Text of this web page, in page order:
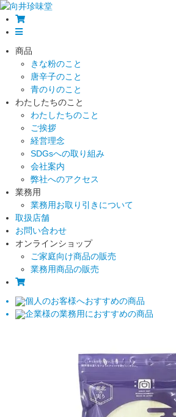
商品
きな粉のこと
唐辛子のこと
青のりのこと
わたしたちのこと
わたしたちのこと
ご挨拶
経営理念
SDGsへの取り組み
会社案内
弊社へのアクセス
業務用
業務用お取り引きについて
取扱店舗
お問い合わせ
オンラインショップ
ご家庭向け商品の販売
業務用商品の販売
個人のお客様へおすすめの商品
企業様の業務用におすすめの商品